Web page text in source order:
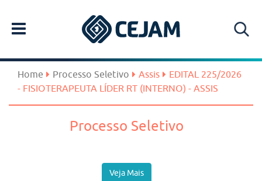
Home Processo Seletivo Assis
EDITAL 225/2026
- FISIOTERAPEUTA LÍDER RT (INTERNO) - ASSIS
Processo Seletivo
Veja Mais